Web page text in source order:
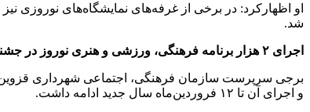
او اظهارکرد: در برخی از غرفه‌های نمایشگاه‌های نوروزی
شد.
اجرای ۲ هزار برنامه‌ فرهنگی، ورزشی و هنری نوروز در جشنواره «بهار در بهار»
و اجرای آن تا ۱۲ فروردین‌ماه سال جدید ادامه داشت.